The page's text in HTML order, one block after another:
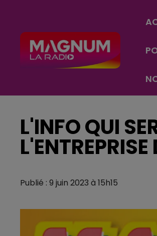
L'INFO QUI
Publié : 9 juin 2023 à 15h15